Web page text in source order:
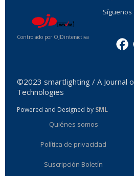
Controlado por OJDinteractiva
©2023 smartlighting / A Journal
Technologies
Powered and Designed by SML
Quiénes somos
Política de privacidad
Suscripción Boletín